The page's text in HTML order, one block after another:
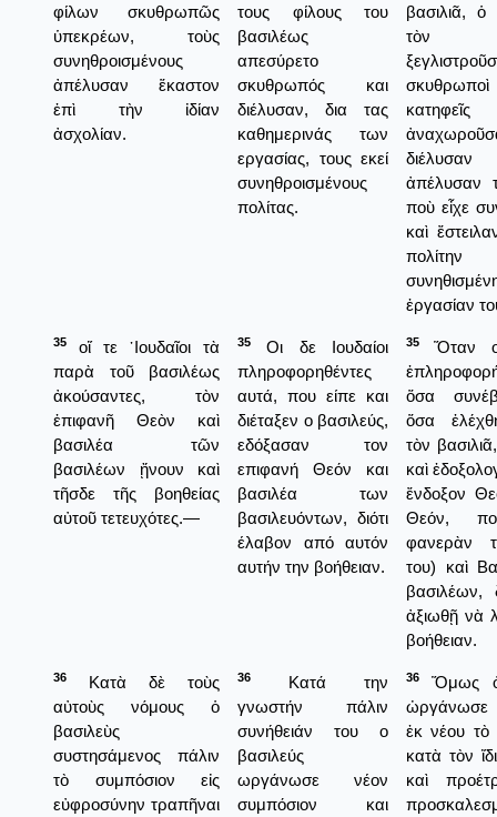
φίλων σκυθρωπῶς
ὑπεκρέων, τοὺς
συνηθροισμένους
ἀπέλυσαν ἕκαστον
ἐπὶ τὴν ἰδίαν
ἀσχολίαν.
τους φίλους του
βασιλέως
απεσύρετο
σκυθρωπός και
διέλυσαν, δια τας
καθημερινάς των
εργασίας, τους εκεί
συνηθροισμένους
πολίτας.
βασιλιᾶ, ὁ
τὸν
ἀπέλυσαν
ποὺ εἶχε
καὶ
πολίτην
ἐργασίαν
35
οἵ τε ᾿Ιουδαῖοι τὰ
παρὰ τοῦ βασιλέως
ἀκούσαντες, τὸν
ἐπιφανῆ Θεὸν καὶ
βασιλέα τῶν
βασιλέων ᾔνουν καὶ
τῆσδε τῆς βοηθείας
αὐτοῦ τετευχότες.—
35
Οι δε Ιουδαίοι
πληροφορηθέντες
αυτά, που είπε και
διέταξεν ο βασιλεύς,
εδόξασαν τον
επιφανή Θεόν και
βασιλέα των
βασιλευόντων, διότι
έλαβον από αυτόν
αυτήν την βοήθειαν.
35
Ὅταν
ὅσα
ὅσα
τὸν
καὶ
ἔνδοξον
Θεόν,
φανερὰν
του) καὶ
βασιλέων,
ἀξιωθῇ νὰ
βοήθειαν.
36
Κατὰ δὲ τοὺς
αὐτοὺς νόμους ὁ
βασιλεὺς
συστησάμενος πάλιν
τὸ συμπόσιον εἰς
εὐφροσύνην τραπῆναι
36
Κατά την
γνωστήν πάλιν
συνήθειάν του ο
βασιλεύς
ωργάνωσε νέον
συμπόσιον και
36
Ὅμως ὁ
ὠργάνωσε
ἐκ νέου τὸ
κατὰ τὸν
καὶ